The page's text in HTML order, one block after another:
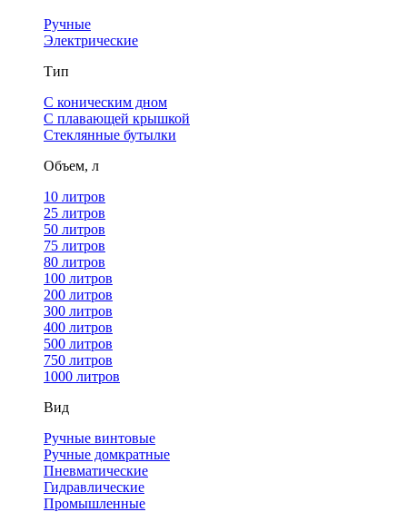
Ручные
Электрические
Тип
С коническим дном
С плавающей крышкой
Стеклянные бутылки
Объем, л
10 литров
25 литров
50 литров
75 литров
80 литров
100 литров
200 литров
300 литров
400 литров
500 литров
750 литров
1000 литров
Вид
Ручные винтовые
Ручные домкратные
Пневматические
Гидравлические
Промышленные